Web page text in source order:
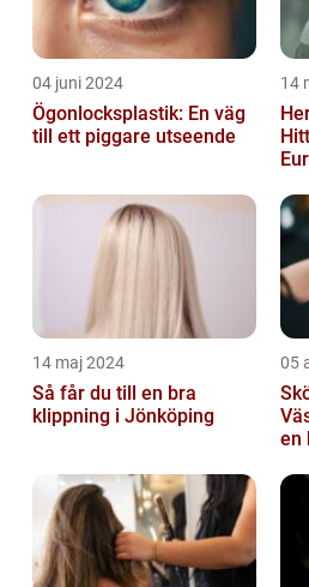
04 juni 2024
Ögonlocksplastik: En väg
till ett piggare utseende
14
14 maj 2024
Så får du till en bra
klippning i Jönköping
05
en